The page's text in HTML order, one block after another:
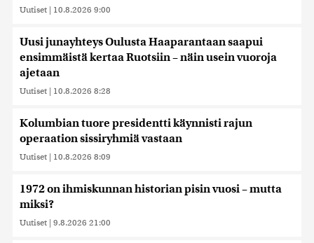
Uutiset | 10.8.2026 9:00
Uusi junayhteys Oulusta Haaparantaan saapui
ensimmäistä kertaa Ruotsiin – näin usein vuoroja
ajetaan
Uutiset | 10.8.2026 8:28
Kolumbian tuore presidentti käynnisti rajun
operaation sissiryhmiä vastaan
Uutiset | 10.8.2026 8:09
1972 on ihmiskunnan historian pisin vuosi – mutta
miksi?
Uutiset | 9.8.2026 21:00